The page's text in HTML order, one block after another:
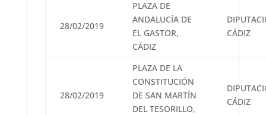
28/02/2019
PLAZA DE
ANDALUCÍA DE
EL GASTOR,
CÁDIZ
CÁDIZ
28/02/2019
PLAZA DE LA
CONSTITUCIÓN
DE SAN MARTÍN
DEL TESORILLO,
CÁDIZ